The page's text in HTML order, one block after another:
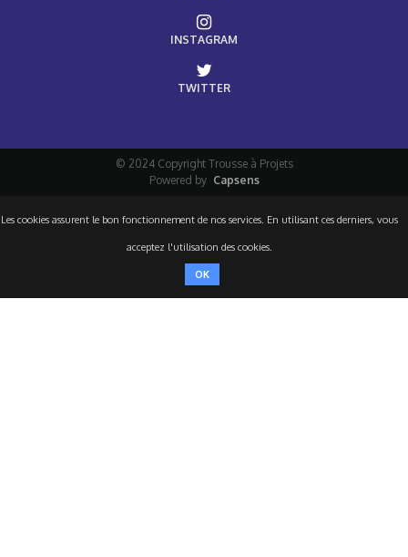
INSTAGRAM
TWITTER
© 2024 Copyright Trousse à Projets
Powered by Capsens
Les cookies assurent le bon fonctionnement de nos services. En utilisant ces derniers, vous
acceptez l'utilisation des cookies.
OK